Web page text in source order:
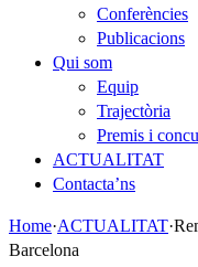
Conferències
Publicacions
Qui som
Equip
Trajectòria
Premis i
ACTUALITAT
Contacta’ns
Home·ACTUALITAT·
Barcelona